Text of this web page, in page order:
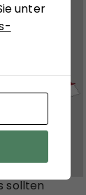
sollten
unter